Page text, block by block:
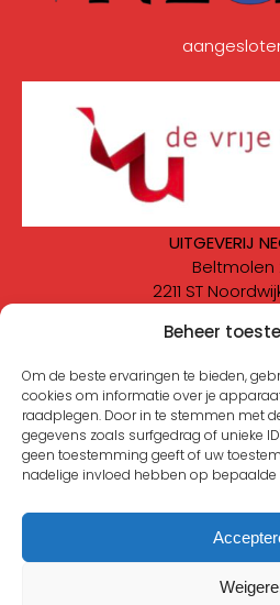
Beheer
Om de beste ervaringen te bieden,
cookies om informatie over je
raadplegen. Door in te stemmen met
gegevens zoals surfgedrag of unieke
geen toestemming geeft of uw
nadelige invloed hebben op
UITGEVERIJ
Beltmolen
2211 ST
Meld je aan voor
©Uitgeverij Neckar 2021-2025